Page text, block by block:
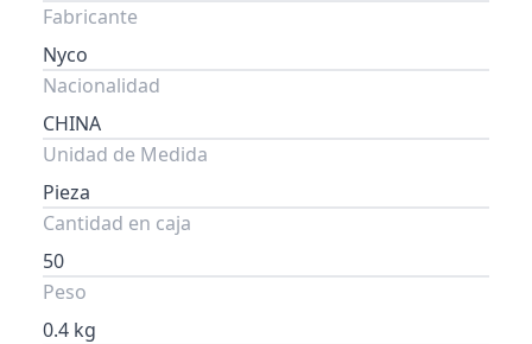
Fabricante
Nyco
Nacionalidad
CHINA
Unidad de Medida
Pieza
Cantidad en caja
50
Peso
0.4 kg